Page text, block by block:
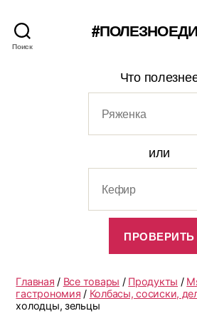
Поиск
Что
или
Главная / Все товары / Продукты /
гастрономия / Колбасы, сосиски,
холодцы, зельцы